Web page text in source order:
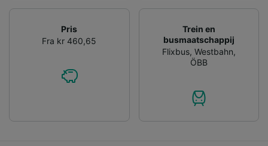
Pris
Fra kr 460,65
Trein en
busmaatschappij
Flixbus, Westbahn,
ÖBB